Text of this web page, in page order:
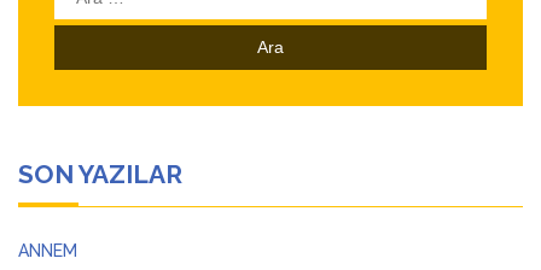
SON YAZILAR
ANNEM